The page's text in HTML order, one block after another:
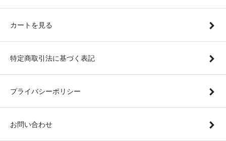
カートを見る
特定商取引法に基づく表記
プライバシーポリシー
お問い合わせ